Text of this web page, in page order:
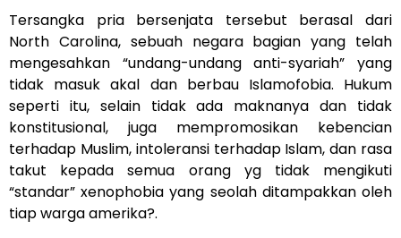
Tersangka pria bersenjata tersebut berasal dari
North Carolina, sebuah negara bagian yang telah
mengesahkan “undang-undang anti-syariah” yang
tidak masuk akal dan berbau Islamofobia. Hukum
seperti itu, selain tidak ada maknanya dan tidak
konstitusional, juga mempromosikan kebencian
terhadap Muslim, intoleransi terhadap Islam, dan rasa
takut kepada semua orang yg tidak mengikuti
“standar” xenophobia yang seolah ditampakkan oleh
tiap warga amerika?.